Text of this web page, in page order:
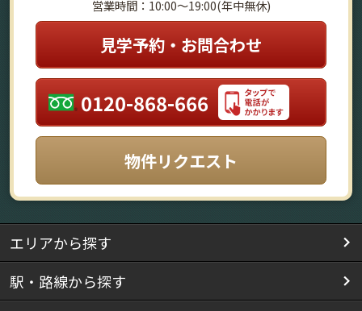
営業時間：10:00～19:00(年中無休)
見学予約・お問合わせ
0120-868-666
物件リクエスト
エリアから探す
駅・路線から探す